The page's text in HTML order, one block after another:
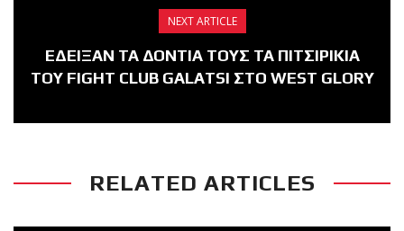
NEXT ARTICLE
ΕΔΕΙΞΑΝ ΤΑ ΔΟΝΤΙΑ ΤΟΥΣ ΤΑ ΠΙΤΣΙΡΙΚΙΑ
ΤΟΥ FIGHT CLUB GALATSI ΣΤΟ WEST GLORY
RELATED ARTICLES